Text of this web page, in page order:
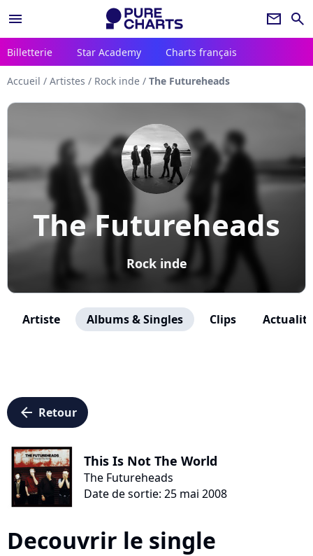
menu newsletter search
Billetterie Star Academy Charts français
Accueil / Artistes / Rock inde / The Futureheads
The Futureheads
Rock inde
Artiste Albums & Singles Clips
arrow_left Retour
This Is Not The World
The Futureheads
Date de sortie: 25 mai 2008
Decouvrir le single